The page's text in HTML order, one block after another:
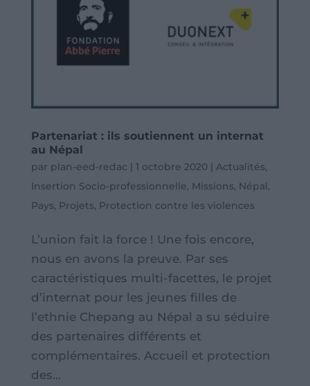
Partenariat : ils soutiennent un internat
au Népal
par plan-eed-redac | 1 octobre 2020| Actualités,
Insertion Socio-professionnelle, Missions, Népal,
Pays, Projets, Protection contre les violences
L’union fait la force ! Une fois encore,
nous en avons la preuve. Par ses
caractéristiques multi-facettes, le projet
d’internat pour les jeunes filles de
l’ethnie Chepang au Népal a su séduire
des partenaires différents et
complémentaires. Accueil et protection
des...